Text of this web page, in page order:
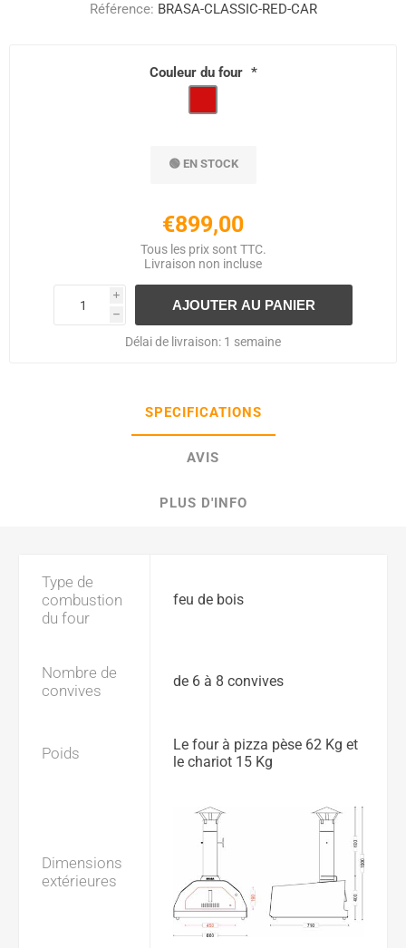
Référence: BRASA-CLASSIC-RED-CAR
Couleur du four *
🟢 EN STOCK
€899,00
Tous les prix sont TTC.
Livraison non incluse
i
h
Délai de livraison: 1 semaine
SPECIFICATIONS
AVIS
PLUS D'INFO
Type de
combustion
du four
feu de bois
Nombre de
convives
de 6 à 8 convives
Poids
Le four à pizza pèse 62 Kg et
le chariot 15 Kg
Dimensions
extérieures